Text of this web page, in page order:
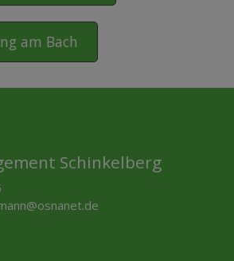
am Bach
Schinkelberg